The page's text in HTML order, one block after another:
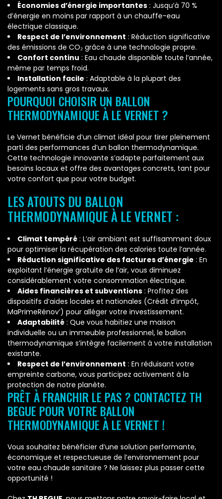
Économies d’énergie importantes : Jusqu’à 70 %
d’énergie en moins par rapport à un chauffe-eau
électrique classique.
Respect de l’environnement : Réduction significative
des émissions de CO₂ grâce à une technologie propre.
Confort continu : Eau chaude disponible toute l’année,
même par temps froid.
Installation facile : Adaptable à la plupart des
logements sans gros travaux.
POURQUOI CHOISIR UN BALLON
THERMODYNAMIQUE À LE VERNET ?
Le Vernet bénéficie d’un climat idéal pour tirer pleinement
parti des performances d’un ballon thermodynamique.
Cette technologie innovante s’adapte parfaitement aux
besoins locaux et offre des avantages concrets, tant pour
votre confort que pour votre budget.
LES ATOUTS DU BALLON
THERMODYNAMIQUE À LE VERNET :
Climat tempéré : L’air ambiant est suffisamment doux
pour optimiser la récupération des calories toute l’année.
Réduction significative des factures d’énergie : En
exploitant l’énergie gratuite de l’air, vous diminuez
considérablement votre consommation électrique.
Aides financières et subventions : Profitez des
dispositifs d’aides locales et nationales (Crédit d’impôt,
MaPrimeRénov’) pour alléger votre investissement.
Adaptabilité : Que vous habitiez une maison
individuelle ou un immeuble professionnel, le ballon
thermodynamique s’intègre facilement à votre installation
existante.
Respect de l’environnement : En réduisant votre
empreinte carbone, vous participez activement à la
protection de notre planète.
PRÊT À FRANCHIR LE PAS ? CONTACTEZ TH
BEGUE POUR VOTRE BALLON
THERMODYNAMIQUE À LE VERNET !
Vous souhaitez bénéficier d’une solution performante,
économique et respectueuse de l’environnement pour
votre eau chaude sanitaire ? Ne laissez plus passer cette
opportunité !